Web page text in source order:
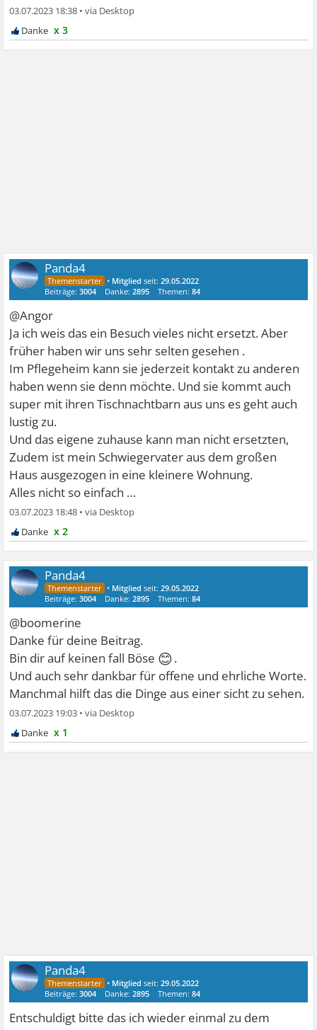
03.07.2023 18:38 •
x 3
Panda4
• Mitglied seit:29.05.2022
Beiträge:3004 Danke:2895 Themen:84
@Angor
Ja ich weis das ein Besuch vieles nicht ersetzt. Aber
früher haben wir uns sehr selten gesehen .
Im Pflegeheim kann sie jederzeit kontakt zu anderen
haben wenn sie denn möchte. Und sie kommt auch
super mit ihren Tischnachtbarn aus uns es geht auch
lustig zu.
Und das eigene zuhause kann man nicht ersetzten,
Zudem ist mein Schwiegervater aus dem großen
Haus ausgezogen in eine kleinere Wohnung.
Alles nicht so einfach …
03.07.2023 18:48 •
x 2
Panda4
• Mitglied seit:29.05.2022
Beiträge:3004 Danke:2895 Themen:84
@boomerine
Danke für deine Beitrag.
Bin dir auf keinen fall Böse 😊.
Und auch sehr dankbar für offene und ehrliche Worte.
Manchmal hilft das die Dinge aus einer sicht zu sehen.
03.07.2023 19:03 •
x 1
Panda4
• Mitglied seit:29.05.2022
Beiträge:3004 Danke:2895 Themen:84
Entschuldigt bitte das ich wieder einmal zu dem